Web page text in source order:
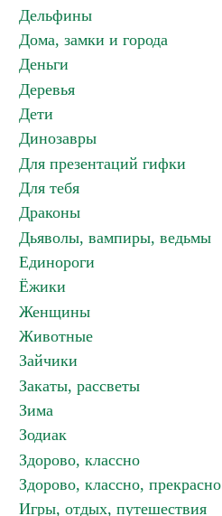
Дельфины
Дома, замки и города
Деньги
Деревья
Дети
Динозавры
Для презентаций гифки
Для тебя
Драконы
Дьяволы, вампиры, ведьмы
Единороги
Ёжики
Женщины
Животные
Зайчики
Закаты, рассветы
Зима
Зодиак
Здорово, классно
Здорово, классно, прекрасно
Игры, отдых, путешествия